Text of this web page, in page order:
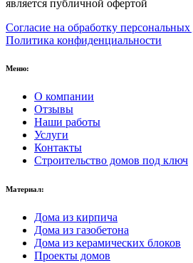
является публичной офертой
Согласие на обработку
Политика конфиденциальности
Меню:
О компании
Отзывы
Наши работы
Услуги
Контакты
Строительство домов под ключ
Материал:
Дома из кирпича
Дома из газобетона
Дома из керамических блоков
Проекты домов